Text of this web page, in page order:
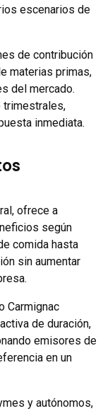
escenarios de
de contribución
materias primas,
del mercado.
trimestrales,
inmediata.
ofrece a
según
comida hasta
sin aumentar
Carmignac
de duración,
emisores de
en un
y autónomos,